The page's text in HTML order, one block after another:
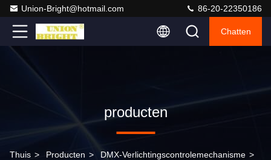
Union-Bright@hotmail.com 86-20-22350186
Chatten
producten
Thuis > Producten > DMX-Verlichtingscontrolemechanisme >